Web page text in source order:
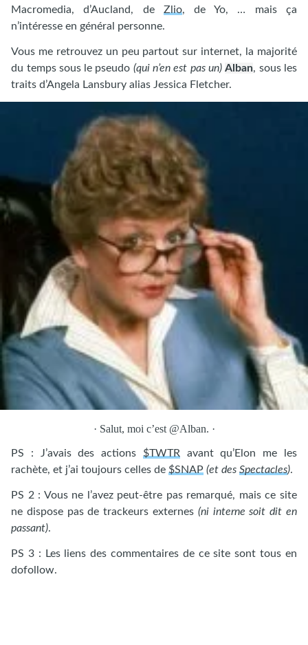
Macromedia, d’Aucland, de Zlio, de Yo, … mais ça
n’intéresse en général personne.
Vous me retrouvez un peu partout sur internet, la majorité
du temps sous le pseudo (qui n’en est pas un) Alban, sous les
traits d’Angela Lansbury alias Jessica Fletcher.
Salut, moi c’est @Alban.
PS : J’avais des actions $TWTRavant qu’Elon me les
rachète, et j’ai toujours celles de$SNAP (et desSpectacles).
PS 2 : Vous ne l’avez peut-être pas remarqué, mais ce site
ne dispose pas de trackeurs externes (ni interne soit dit en
passant).
PS 3 : Les liens des commentaires de ce site sont tous en
dofollow.